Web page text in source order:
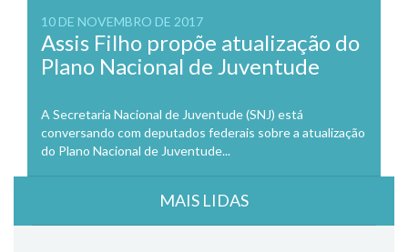
10 DE NOVEMBRO DE 2017
Assis Filho propõe atualização do
Plano Nacional de Juventude
A Secretaria Nacional de Juventude (SNJ) está
conversando com deputados federais sobre a atualização
do Plano Nacional de Juventude...
MAIS LIDAS